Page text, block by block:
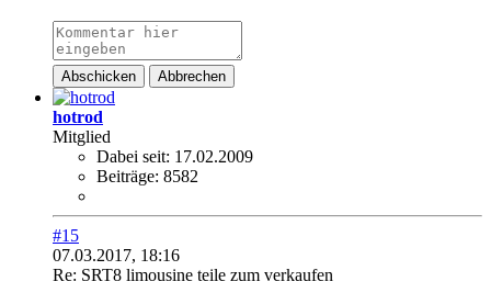
Abschicken Abbrechen
hotrod
Mitglied
Dabei seit: 17.02.2009
Beiträge: 8582
#15
07.03.2017, 18:16
Re: SRT8 limousine teile zum verkaufen